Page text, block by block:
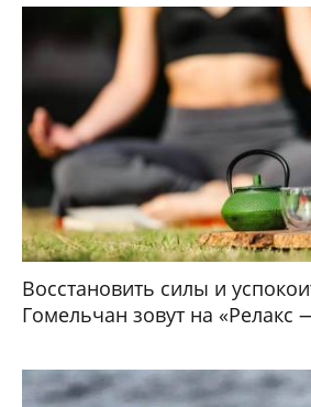
Восстановить силы и
Гомельчан зовут на «Релакс